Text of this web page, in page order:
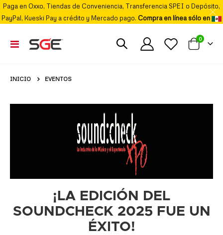
Paga en Oxxo, Tiendas de Conveniencia, Transferencia SPEI o Depósito,
PayPal, Kueski Pay a crédito y Mercado pago. Compra en línea sólo en
Cambiar
Nav
Mi carrito
0
INICIO EVENTOS
¡LA EDICIÓN DEL
SOUNDCHECK 2025 FUE UN
ÉXITO!